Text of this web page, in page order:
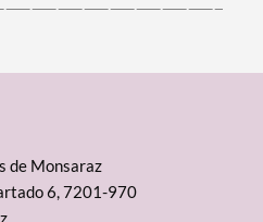
de Monsaraz
6, 7201-970